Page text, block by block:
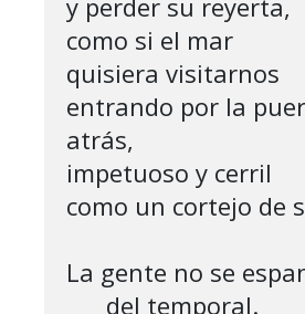
y perder su reyerta,
como si el mar
quisiera visitarnos
entrando por la
atrás,
impetuoso y cerril
como un cortejo de
La gente no se